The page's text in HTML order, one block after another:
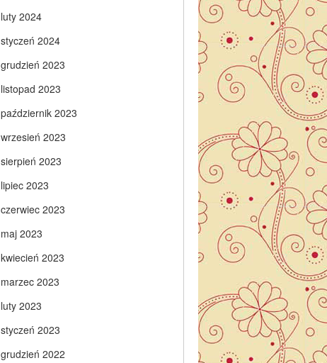
luty 2024
styczeń 2024
grudzień 2023
listopad 2023
październik 2023
wrzesień 2023
sierpień 2023
lipiec 2023
czerwiec 2023
maj 2023
kwiecień 2023
marzec 2023
luty 2023
styczeń 2023
grudzień 2022